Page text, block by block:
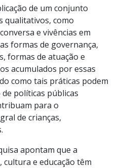
de um conjunto
qualitativos, como
e vivências em
formas de governança,
formas de atuação e
acumulados por essas
como tais práticas podem
políticas públicas
para o
de crianças,
apontam que a
e educação têm